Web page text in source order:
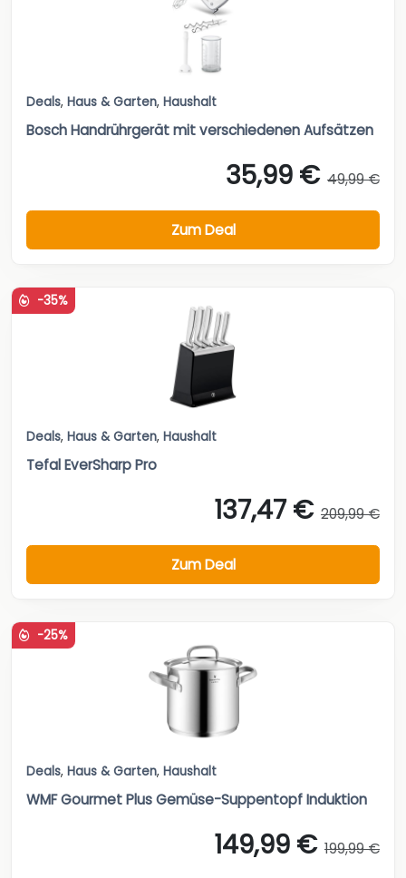
Deals, Haus & Garten, Haushalt
Bosch Handrührgerät mit verschiedenen Aufsätzen
35,99 € 49,99 €
Zum Deal
-35%
Deals, Haus & Garten, Haushalt
Tefal EverSharp Pro
137,47 € 209,99 €
Zum Deal
-25%
Deals, Haus & Garten, Haushalt
WMF Gourmet Plus Gemüse-Suppentopf Induktion
149,99 € 199,99 €